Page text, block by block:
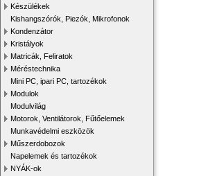
Készülékek
Kishangszórók, Piezók, Mikrofonok
Kondenzátor
Kristályok
Matricák, Feliratok
Méréstechnika
Mini PC, ipari PC, tartozékok
Modulok
Modulvilág
Motorok, Ventilátorok, Fűtőelemek
Munkavédelmi eszközök
Műszerdobozok
Napelemek és tartozékok
NYÁK-ok